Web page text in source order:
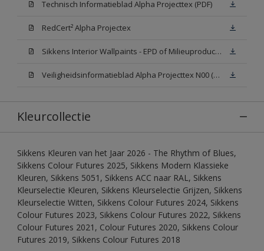
Technisch Informatieblad Alpha Projecttex (PDF)
RedCert² Alpha Projectex
Sikkens Interior Wallpaints - EPD of Milieuproductverklaring
Veiligheidsinformatieblad Alpha Projecttex N00 (MSDS)
Kleurcollectie
Sikkens Kleuren van het Jaar 2026 - The Rhythm of Blues,
Sikkens Colour Futures 2025, Sikkens Modern Klassieke
Kleuren, Sikkens 5051, Sikkens ACC naar RAL, Sikkens
Kleurselectie Kleuren, Sikkens Kleurselectie Grijzen, Sikkens
Kleurselectie Witten, Sikkens Colour Futures 2024, Sikkens
Colour Futures 2023, Sikkens Colour Futures 2022, Sikkens
Colour Futures 2021, Colour Futures 2020, Sikkens Colour
Futures 2019, Sikkens Colour Futures 2018